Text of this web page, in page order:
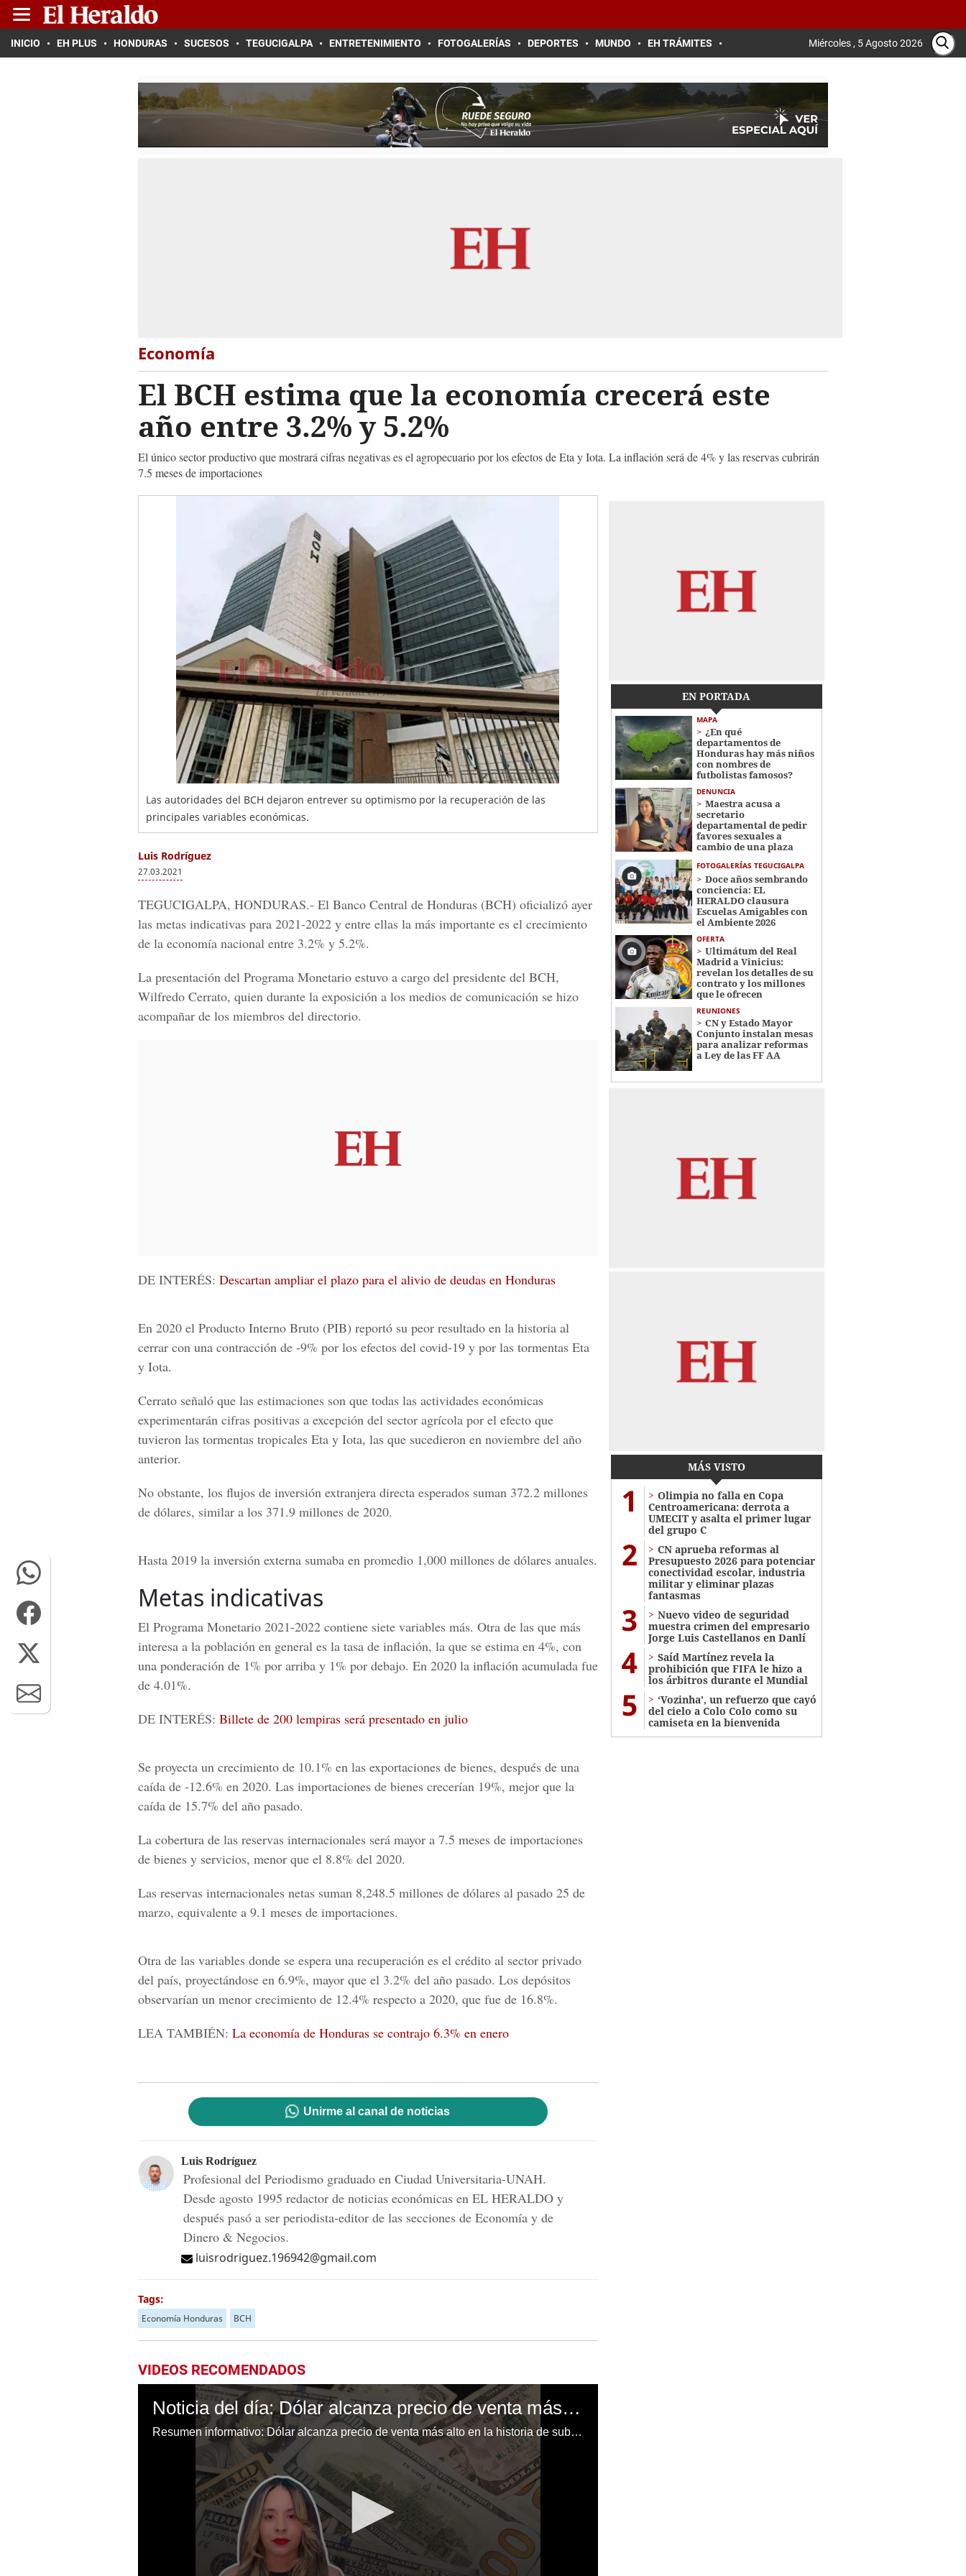
INICIO EH PLUS HONDURAS SUCESOS TEGUCIGALPA ENTRETENIMIENTO FOTOGALERÍAS DEPORTES MUNDO EH TRÁMITES Miércoles , 5 Agosto 2026
Economía
El BCH estima que la economía crecerá este
año entre 3.2% y 5.2%
El único sector productivo que mostrará cifras negativas es el agropecuario por los efectos de Eta y Iota. La inflación será de 4% y las reservas cubrirán
7.5 meses de importaciones
Las autoridades del BCH dejaron entrever su optimismo por la recuperación de las
principales variables económicas.
Luis Rodríguez
27.03.2021
TEGUCIGALPA, HONDURAS.- El Banco Central de Honduras (BCH) oficializó ayer
las metas indicativas para 2021-2022 y entre ellas la más importante es el crecimiento
de la economía nacional entre 3.2% y 5.2%.
La presentación del Programa Monetario estuvo a cargo del presidente del BCH,
Wilfredo Cerrato, quien durante la exposición a los medios de comunicación se hizo
acompañar de los miembros del directorio.
DE INTERÉS: Descartan ampliar el plazo para el alivio de deudas en Honduras
En 2020 el Producto Interno Bruto (PIB) reportó su peor resultado en la historia al
cerrar con una contracción de -9% por los efectos del covid-19 y por las tormentas Eta
y Iota.
Cerrato señaló que las estimaciones son que todas las actividades económicas
experimentarán cifras positivas a excepción del sector agrícola por el efecto que
tuvieron las tormentas tropicales Eta y Iota, las que sucedieron en noviembre del año
anterior.
No obstante, los flujos de inversión extranjera directa esperados suman 372.2 millones
de dólares, similar a los 371.9 millones de 2020.
Hasta 2019 la inversión externa sumaba en promedio 1,000 millones de dólares anuales.
Metas indicativas
El Programa Monetario 2021-2022 contiene siete variables más. Otra de las que más
interesa a la población en general es la tasa de inflación, la que se estima en 4%, con
una ponderación de 1% por arriba y 1% por debajo. En 2020 la inflación acumulada fue
de 4.01%.
DE INTERÉS: Billete de 200 lempiras será presentado en julio
Se proyecta un crecimiento de 10.1% en las exportaciones de bienes, después de una
caída de -12.6% en 2020. Las importaciones de bienes crecerían 19%, mejor que la
caída de 15.7% del año pasado.
La cobertura de las reservas internacionales será mayor a 7.5 meses de importaciones
de bienes y servicios, menor que el 8.8% del 2020.
Las reservas internacionales netas suman 8,248.5 millones de dólares al pasado 25 de
marzo, equivalente a 9.1 meses de importaciones.
Otra de las variables donde se espera una recuperación es el crédito al sector privado
del país, proyectándose en 6.9%, mayor que el 3.2% del año pasado. Los depósitos
observarían un menor crecimiento de 12.4% respecto a 2020, que fue de 16.8%.
LEA TAMBIÉN: La economía de Honduras se contrajo 6.3% en enero
Unirme al canal de noticias
Luis Rodríguez
Profesional del Periodismo graduado en Ciudad Universitaria-UNAH.
Desde agosto 1995 redactor de noticias económicas en EL HERALDO y
después pasó a ser periodista-editor de las secciones de Economía y de
Dinero & Negocios.
luisrodriguez.196942@gmail.com
Tags:
Economía Honduras BCH
VIDEOS RECOMENDADOS
Noticia del día: Dólar alcanza precio de venta más alto en la historia de subasta del BCH
Resumen informativo: Dólar alcanza precio de venta más alto en la historia de subasta del BCH; Con productos de China, EUA y Panamá, Aduanas proyecta crecimiento en importaciones; Nuevas revelaciones sobre el caso del cantante Liam Payne.
EN PORTADA
MAPA
¿En qué
departamentos de
Honduras hay más niños
con nombres de
futbolistas famosos?
DENUNCIA
Maestra acusa a
secretario
departamental de pedir
favores sexuales a
cambio de una plaza
FOTOGALERÍAS TEGUCIGALPA
Doce años sembrando
conciencia: EL
HERALDO clausura
Escuelas Amigables con
el Ambiente 2026
OFERTA
Ultimátum del Real
Madrid a Vinicius:
revelan los detalles de su
contrato y los millones
que le ofrecen
REUNIONES
CN y Estado Mayor
Conjunto instalan mesas
para analizar reformas
a Ley de las FF AA
MÁS VISTO
1
Olimpia no falla en Copa
Centroamericana: derrota a
UMECIT y asalta el primer lugar
del grupo C
2
CN aprueba reformas al
Presupuesto 2026 para potenciar
conectividad escolar, industria
militar y eliminar plazas
fantasmas
3
Nuevo video de seguridad
muestra crimen del empresario
Jorge Luis Castellanos en Danlí
4
Saíd Martínez revela la
prohibición que FIFA le hizo a
los árbitros durante el Mundial
5
‘Vozinha’, un refuerzo que cayó
del cielo a Colo Colo como su
camiseta en la bienvenida